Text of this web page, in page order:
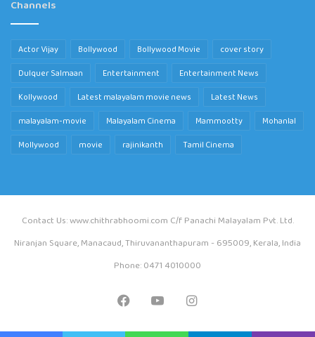
Channels
Actor Vijay Bollywood Bollywood Movie
cover story
Dulquer Salmaan
Entertainment
Entertainment News
Kollywood
Latest malayalam movie news
Latest News
malayalam-movie
Malayalam Cinema Mammootty
Mohanlal
Mollywood
movie rajinikanth Tamil Cinema
Contact Us: www.chithrabhoomi.com C/f Panachi Malayalam Pvt. Ltd.
Niranjan Square, Manacaud, Thiruvananthapuram - 695009, Kerala, India
Phone: 0471 4010000
FacebookYouTubeInstagram